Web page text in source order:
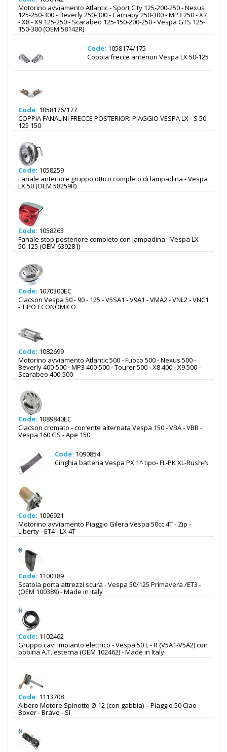
Motorino avviamento Atlantic - Sport City 125-200-250 - Nexus
125-250-300 - Beverly 250-300 - Carnaby 250-300 - MP3 250 - X7
- X8 - X9 125-250 - Scarabeo 125-150-200-250 - Vespa GTS 125-
150-300 (OEM 58142R)
Code: 1058174/175
Coppia frecce anteriori Vespa LX 50-125
Code: 1058176/177
COPPIA FANALINI FRECCE POSTERIORI PIAGGIO VESPA LX - S 50
125 150
Code: 1058259
Fanale anteriore gruppo ottico completo di lampadina - Vespa
LX 50 (OEM 58259R)
Code: 1058263
Fanale stop posteriore completo con lampadina - Vespa LX
50-125 (OEM 639281)
Code: 1070300EC
Clacson Vespa 50 - 90 - 125 - V5SA1 - V9A1 - VMA2 - VNL2 - VNC1
- TIPO ECONOMICO
Code: 1082699
Motorino avviamento Atlantic 500 - Fuoco 500 - Nexus 500 -
Beverly 400-500 - MP3 400-500 - Tourer 500 - X8 400 - X9 500 -
Scarabeo 400-500
Code: 1089840EC
Clacson cromato - corrente alternata Vespa 150 - VBA - VBB -
Vespa 160 GS - Ape 150
Code: 1090854
Cinghia batteria Vespa PX 1^ tipo- FL-PK XL-Rush-N
Code: 1096921
Motorino avviamento Piaggio Gilera Vespa 50cc 4T - Zip -
Liberty - ET4 - LX 4T
Code: 1100389
Scatola porta attrezzi scura - Vespa 50/125 Primavera /ET3 -
(OEM 100389) - Made in Italy
Code: 1102462
Gruppo cavi impianto elettrico - Vespa 50 L - R (V5A1-V5A2) con
bobina A.T. esterna (OEM 102462) - Made in Italy
Code: 1113708
Albero Motore Spinotto Ø 12 (con gabbia) – Piaggio 50 Ciao -
Boxer - Bravo - SI